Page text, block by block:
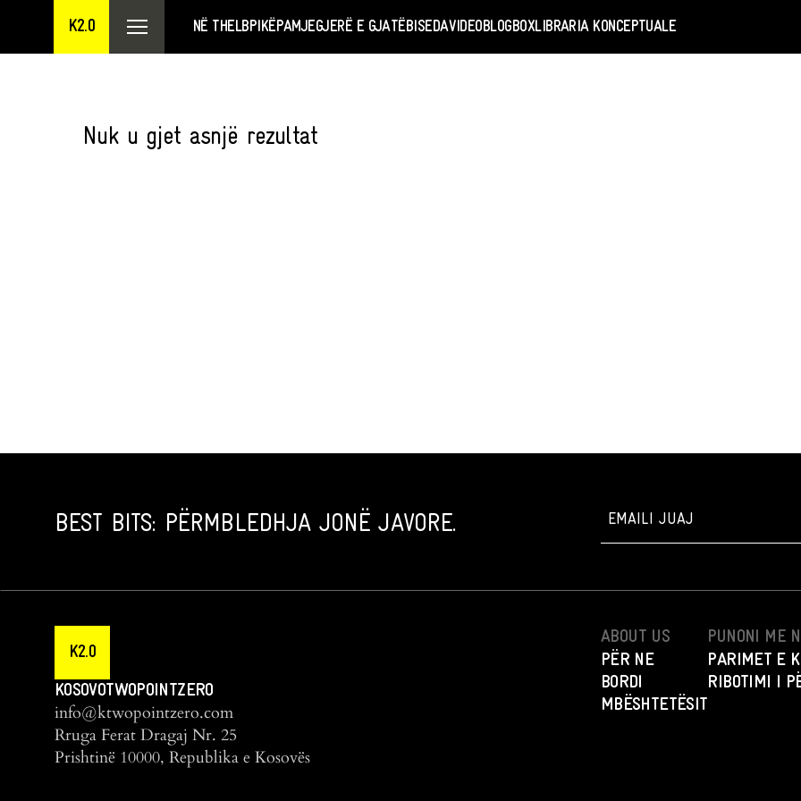
K2.0 NË THELBPIKËPAMJEGJERË E GJATËBISEDAVIDEOBLOGBOXLIBRARIA KONCEPTUALE
Nuk u gjet asnjë rezultat
BEST BITS: PËRMBLEDHJA JONË JAVORE.
K2.0
KOSOVOTWOPOINTZERO
info@ktwopointzero.com
Rruga Ferat Dragaj Nr. 25
Prishtinë 10000, Republika e Kosovës
ABOUT US
PËR NE
BORDI
MBËSHTETËSIT
PUNONI ME
PARIMET E
RIBOTIMI I